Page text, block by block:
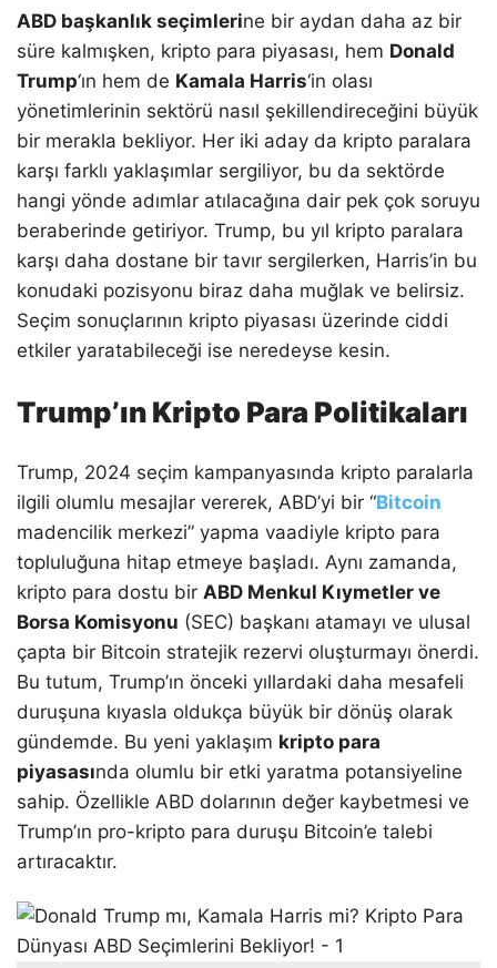
ABD başkanlık seçimlerine bir aydan daha az bir
süre kalmışken, kripto para piyasası, hem Donald
Trump‘ın hem de Kamala Harris‘in olası
yönetimlerinin sektörü nasıl şekillendireceğini büyük
bir merakla bekliyor. Her iki aday da kripto paralara
karşı farklı yaklaşımlar sergiliyor, bu da sektörde
hangi yönde adımlar atılacağına dair pek çok soruyu
beraberinde getiriyor. Trump, bu yıl kripto paralara
karşı daha dostane bir tavır sergilerken, Harris’in bu
konudaki pozisyonu biraz daha muğlak ve belirsiz.
Seçim sonuçlarının kripto piyasası üzerinde ciddi
etkiler yaratabileceği ise neredeyse kesin.
Trump’ın Kripto Para Politikaları
Trump, 2024 seçim kampanyasında kripto paralarla
ilgili olumlu mesajlar vererek, ABD’yi bir “Bitcoin
madencilik merkezi” yapma vaadiyle kripto para
topluluğuna hitap etmeye başladı. Aynı zamanda,
kripto para dostu bir ABD Menkul Kıymetler ve
Borsa Komisyonu (SEC) başkanı atamayı ve ulusal
çapta bir Bitcoin stratejik rezervi oluşturmayı önerdi.
Bu tutum, Trump’ın önceki yıllardaki daha mesafeli
duruşuna kıyasla oldukça büyük bir dönüş olarak
gündemde. Bu yeni yaklaşım kripto para
piyasasında olumlu bir etki yaratma potansiyeline
sahip. Özellikle ABD dolarının değer kaybetmesi ve
Trump’ın pro-kripto para duruşu Bitcoin’e talebi
artıracaktır.